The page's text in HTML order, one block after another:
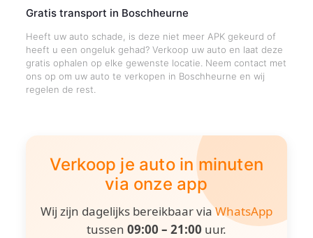
Gratis transport in Boschheurne
Heeft uw auto schade, is deze niet meer APK gekeurd of
heeft u een ongeluk gehad? Verkoop uw auto en laat deze
gratis ophalen op elke gewenste locatie. Neem contact met
ons op om uw auto te verkopen in Boschheurne en wij
regelen de rest.
Verkoop je auto in minuten
via onze app
Wij zijn dagelijks bereikbaar viaWhatsApp
tussen 09:00 – 21:00 uur.